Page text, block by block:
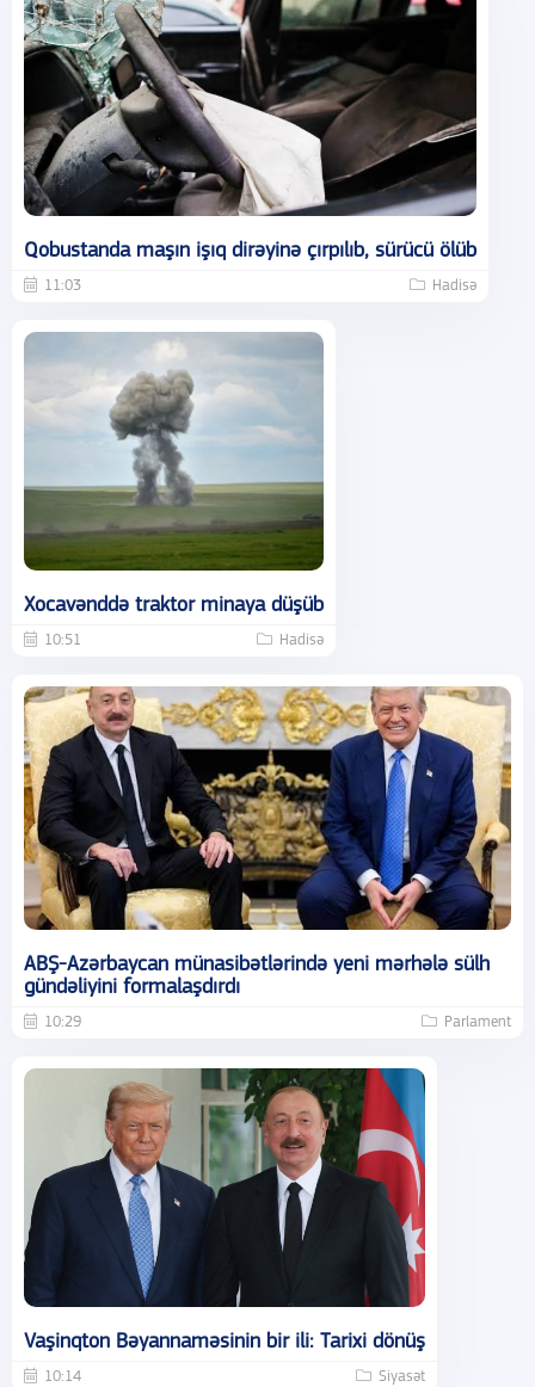
Qobustanda maşın işıq dirəyinə çırpılıb, sürücü ölüb
11:03 Hadisə
Xocavənddə traktor minaya düşüb
10:51 Hadisə
ABŞ-Azərbaycan münasibətlərində yeni mərhələ sülh
gündəliyini formalaşdırdı
10:29 Parlament
Vaşinqton Bəyannaməsinin bir ili: Tarixi dönüş
10:14 Siyasət